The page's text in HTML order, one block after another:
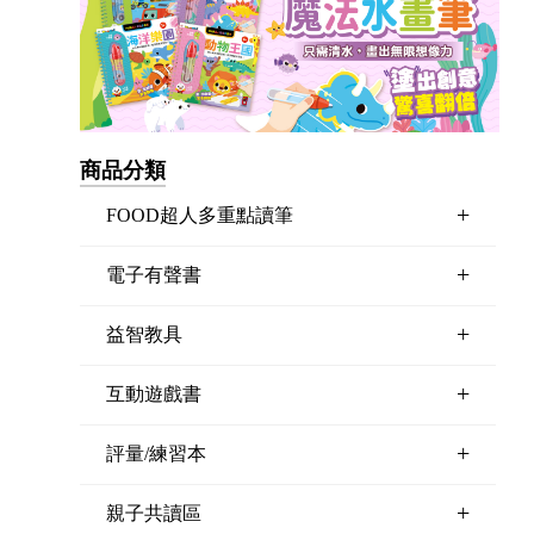
商品分類
FOOD超人多重點讀筆 +
電子有聲書 +
益智教具 +
互動遊戲書 +
評量/練習本 +
親子共讀區 +